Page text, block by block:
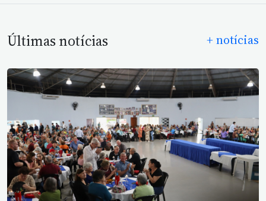
Últimas notícias + notícias